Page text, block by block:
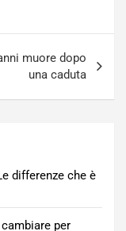
muore dopo
una caduta
differenze che è
per